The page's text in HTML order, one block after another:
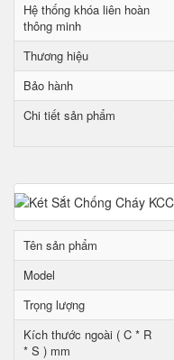
Hệ thống khóa liên hoàn
thông minh
Thương hiệu
Bảo hành
Chi tiết sản phẩm
Tên sản phẩm
Model
Trọng lượng
Kích thước ngoài ( C * R
* S ) mm